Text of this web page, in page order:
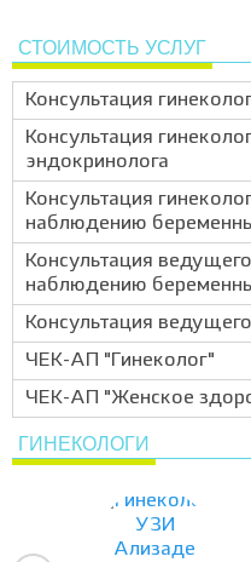
СТОИМОСТЬ УСЛУГ
Консультация
Консультация
эндокринолога
Консультация
наблюдению
Консультация
наблюдению
Консультация
ЧЕК-АП "Гинеколог"
ЧЕК-АП "Женское
ГИНЕКОЛОГИ